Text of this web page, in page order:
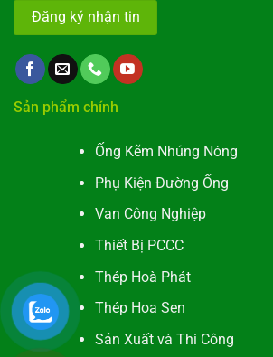
Sản phẩm chính
Ống Kẽm Nhúng Nóng
Phụ Kiện Đường Ống
Van Công Nghiệp
Thiết Bị PCCC
Thép Hoà Phát
Thép Hoa Sen
Sản Xuất và Thi Công